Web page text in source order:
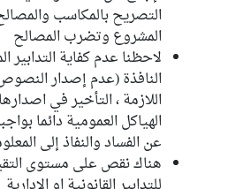
التصريح بالمكاسب
المشروع وتضرب المصالح
لاحظنا عدم كفاية التدابير
النافذة (عدم إصدار النصوص
اللازمة ، التأخير في
الهياكل العمومية دائما
عن الفساد والنفاذ إلى
هناك نقص على مستوى